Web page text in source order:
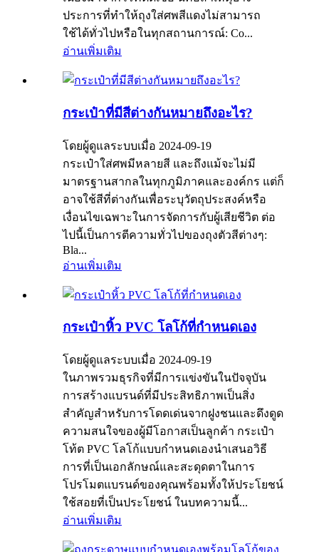
ประการที่ทำให้ถุงใส่ศพสีแดงไม่สามารถ
ใช้ได้ทั่วไปหรือในทุกสถานการณ์: Co...
อ่านเพิ่มเติม
กระเป๋าที่มีสีต่างกันหมายถึงอะไร?
โดยผู้ดูแลระบบเมื่อ 2024-09-19
กระเป๋าใส่ศพมีหลายสี และถึงแม้จะไม่มี
มาตรฐานสากลในทุกภูมิภาคและองค์กร แต่ก็
อาจใช้สีที่ต่างกันเพื่อระบุวัตถุประสงค์หรือ
เงื่อนไขเฉพาะในการจัดการกับผู้เสียชีวิต ต่อ
ไปนี้เป็นการตีความทั่วไปของถุงตัวสีต่างๆ:
Bla...
อ่านเพิ่มเติม
กระเป๋าหิ้ว PVC โลโก้ที่กำหนดเอง
โดยผู้ดูแลระบบเมื่อ 2024-09-19
ในภาพรวมธุรกิจที่มีการแข่งขันในปัจจุบัน
การสร้างแบรนด์ที่มีประสิทธิภาพเป็นสิ่ง
สำคัญสำหรับการโดดเด่นจากฝูงชนและดึงดูด
ความสนใจของผู้มีโอกาสเป็นลูกค้า กระเป๋า
โท้ต PVC โลโก้แบบกำหนดเองนำเสนอวิธี
การที่เป็นเอกลักษณ์และสะดุดตาในการ
โปรโมตแบรนด์ของคุณพร้อมทั้งให้ประโยชน์
ใช้สอยที่เป็นประโยชน์ ในบทความนี้...
อ่านเพิ่มเติม